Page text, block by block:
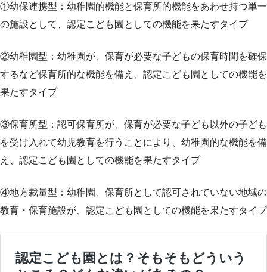
①幼保連携型：幼稚園的機能と保育所的機能をあわせ持つ単一
の施設として、認定こども園としての機能を果たすタイプ
②幼稚園型：幼稚園が、保育が必要な子どもの保育時間を確保
するなど保育所的な機能を備え、認定こども園としての機能を
果たすタイプ
③保育所型：認可保育所が、保育が必要な子ども以外の子ども
を受け入れて幼児教育を行うことにより、幼稚園的な機能を備
え、認定こども園としての機能を果たすタイプ
④地方裁量型：幼稚園、保育所として認可されていない地域の
教育・保育施設が、認定こども園としての機能を果たすタイプ